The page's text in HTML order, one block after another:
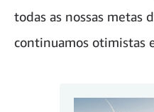
todas as nossas metas
continuamos otimistas